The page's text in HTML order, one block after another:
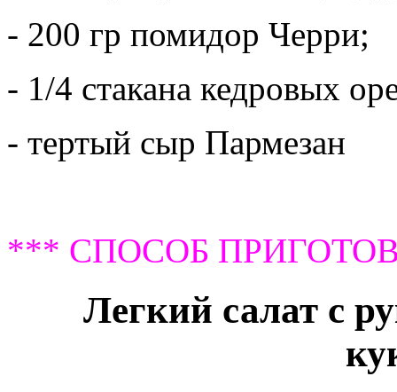
- 200 гр помидор Черри;
- 1/4 стакана кедровых
- тертый сыр Пармезан
*** СПОСОБ
Легкий салат с